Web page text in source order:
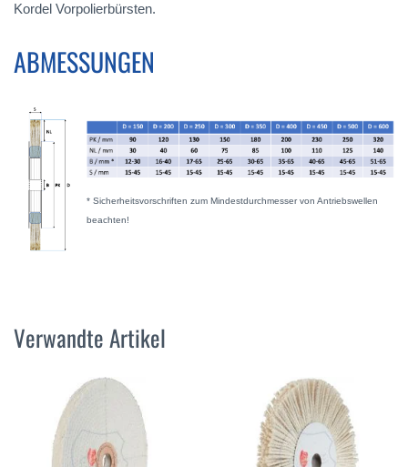
Kordel Vorpolierbürsten.
ABMESSUNGEN
* Sicherheitsvorschriften zum Mindestdurchmesser von Antriebswellen
beachten!
Verwandte Artikel